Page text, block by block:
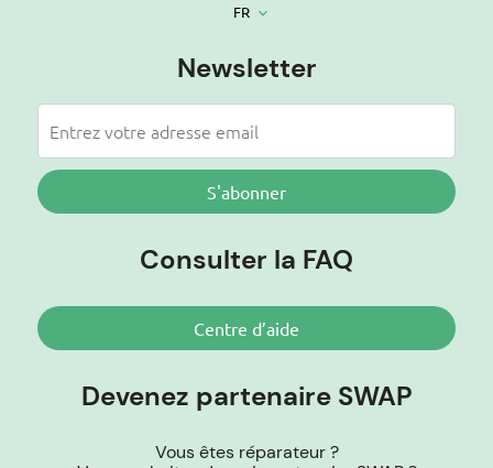
FR keyboard_arrow_down
Newsletter
S'abonner
Consulter la FAQ
Centre d’aide
Devenez partenaire SWAP
Vous êtes réparateur ?